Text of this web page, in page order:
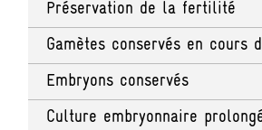
Préservation de la fertilité
Gamètes conservés en cours
Embryons conservés
Culture embryonnaire